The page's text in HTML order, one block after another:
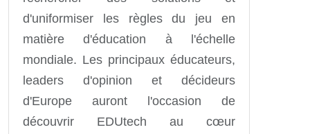
d'uniformiser les règles du jeu en
matière d'éducation à l'échelle
mondiale. Les principaux éducateurs,
leaders d'opinion et décideurs
d'Europe auront l'occasion de
découvrir EDUtech au cœur